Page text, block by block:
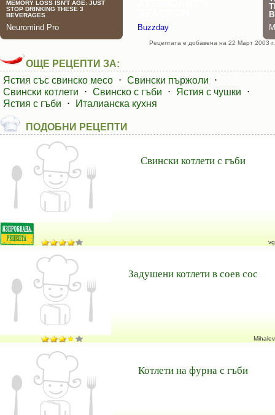
Рецептата е добавена на 22 Март 2003 г.
ОЩЕ РЕЦЕПТИ ЗА:
Ястия със свинско месо ⋅ Свински пържоли
⋅
Свински котлети
⋅ Свинско с гъби ⋅ Ястия с чушки
⋅
Ястия с гъби
⋅ Италианска кухня
ПОДОБНИ РЕЦЕПТИ
Свински котлети с гъби
vg
Задушени котлети в соев сос
Mihalev
Котлети на фурна с гъби